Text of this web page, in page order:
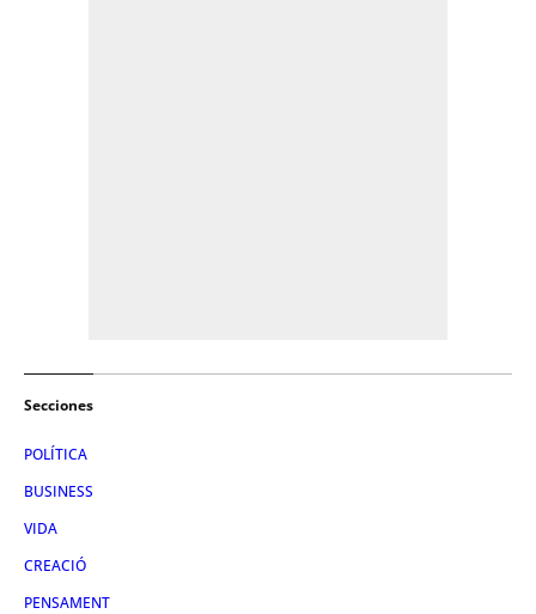
Secciones
POLÍTICA
BUSINESS
VIDA
CREACIÓ
PENSAMENT